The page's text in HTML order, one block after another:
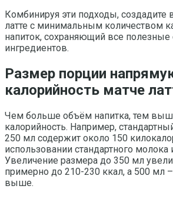
Комбинируя эти подходы, создадите
латте с минимальным количеством
напиток, сохраняющий все
ингредиентов.
Размер порции
калорийность матче
Чем больше объём напитка, тем
калорийность. Например,
250 мл содержит около 150
использовании стандартного молока
Увеличение размера до 350 мл
примерно до 210-230 ккал, а 500 мл
выше.